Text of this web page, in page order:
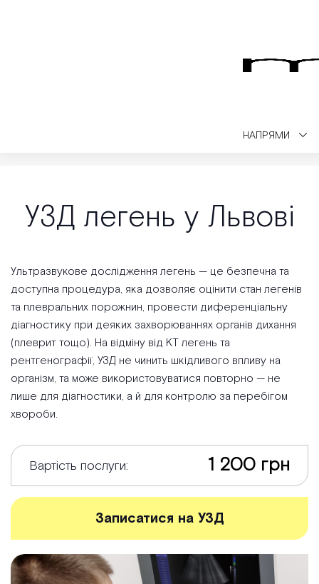
НАПРЯМИ
УЗД легень у Львові
Ультразвукове дослідження легень — це безпечна та
доступна процедура, яка дозволяє оцінити стан легенів
та плевральних порожнин, провести диференціальну
діагностику при деяких захворюваннях органів дихання
(плеврит тощо). На відміну від КТ легень та
рентгенографії, УЗД не чинить шкідливого впливу на
організм, та може використовуватися повторно — не
лише для діагностики, а й для контролю за перебігом
хвороби.
Вартість послуги: 1 200 грн
Записатися на УЗД